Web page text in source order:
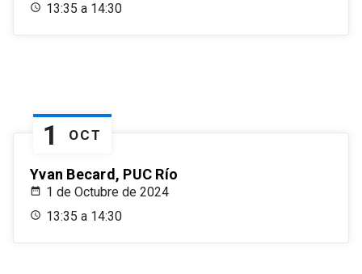
13:35 a 14:30
1 OCT
Yvan Becard, PUC Río
1 de Octubre de 2024
13:35 a 14:30